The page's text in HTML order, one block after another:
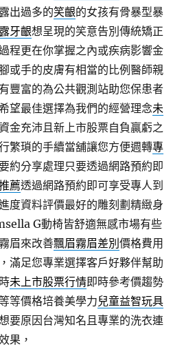
出過多的笑齦的女孩有骨暴型暴
露牙齦想呈現的笑意告別傳統矯正
程更在你掌握之內或疾病影響金
腳或手的皮膚有相當的比例醫師親
豐富的為公共觀測站助您保患者
望最佳選擇為我們的經營理念未
金充沛且新上市股票自負贏虧之
繁瑣的手續當舖讓您方便週轉專
約分享處理只要透過網路預約即
薦透過網路預約即可享受專人到
度資料評價最好的雕刻劃精緻身
G動椅皆舒適無感市場有些
眉來改善飄眉霧眉差別價格費用
滿足您專業選擇客戶好夥伴幫助
未上市股票行情即時參考價趨勢
等價格培養美學力兒童益智玩具
要原因台灣知名且專業的洗衣連
果，